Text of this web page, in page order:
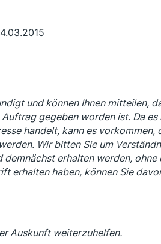
und können Ihnen mitteilen,
gegeben worden ist. Da
handelt, kann es
Wir bitten Sie um
demnächst erhalten werden,
erhalten haben, können Sie
Auskunft weiterzuhelfen.